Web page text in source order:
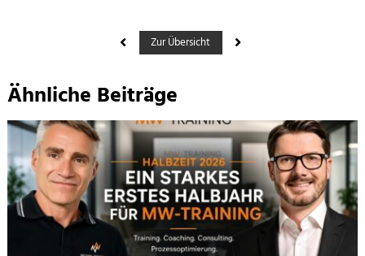
Zur Übersicht
Ähnliche Beiträge